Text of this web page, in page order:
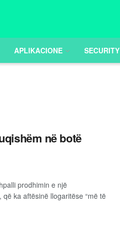
APLIKACIONE SECURITY
në botë
prodhimin e një
ka aftësinë llogaritëse “më të